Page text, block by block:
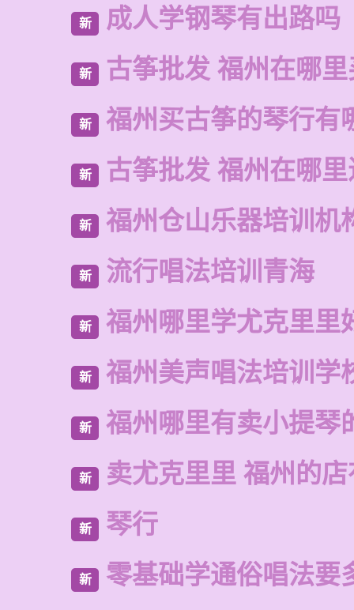
新 成人学钢琴有出路吗
新 古筝批发 福州在哪
新 福州买古筝的琴行有
新 古筝批发 福州在哪
新 福州仓山乐器培训机
新 流行唱法培训青海
新 福州哪里学尤克里里
新 福州美声唱法培训学
新 福州哪里有卖小提琴
新 卖尤克里里 福州的
新 琴行
新 零基础学通俗唱法要